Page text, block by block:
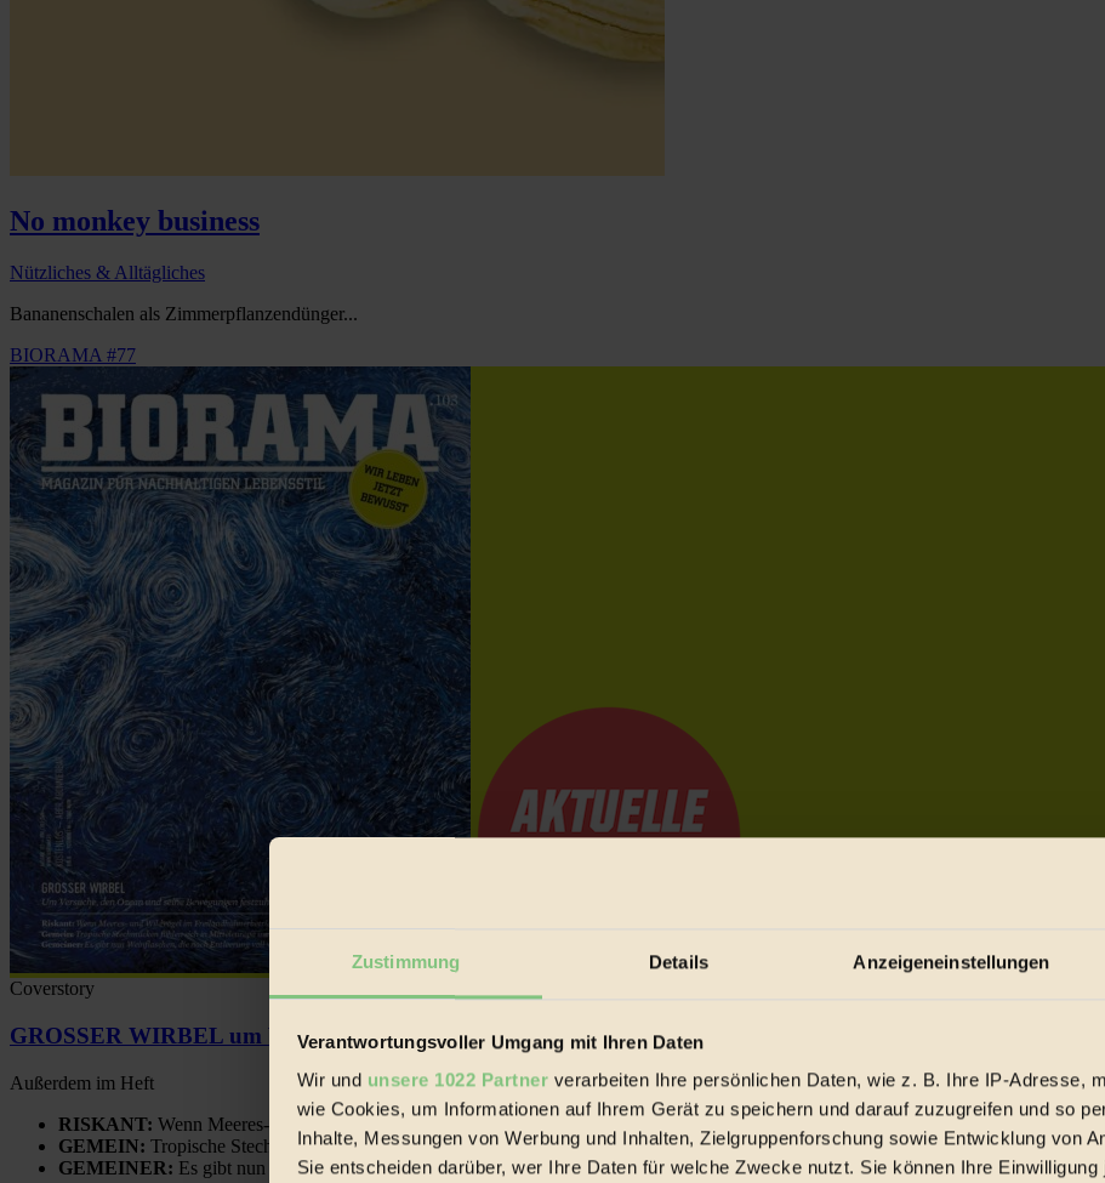
Zustimmung Details Anzeigeneinstellungen
Verantwortungsvoller Umgang mit Ihren Daten
Wir und unsere 1022 Partner verarbeiten Ihre persönlichen Daten, wie z. B. Ihre IP-Adresse,
wie Cookies, um Informationen auf Ihrem Gerät zu speichern und darauf zuzugreifen und so
Inhalte, Messungen von Werbung und Inhalten, Zielgruppenforschung sowie Entwicklung von
Sie entscheiden darüber, wer Ihre Daten für welche Zwecke nutzt. Sie können Ihre
No monkey business
Nützliches & Alltägliches
Bananenschalen als Zimmerpflanzendünger...
BIORAMA #77
Coverstory
GROSSER WIRBEL um Versuche, den Ozean und seine Bewegungen festzuhalten.
Außerdem im Heft
RISKANT: Wenn Meeres- und Wildvögel im Freilandhühnerbetrieb vorbeischauen.
GEMEIN: Tropische Stechmücken fühlen sich in Mitteleuropa inziwschen oft zu Hause.
GEMEINER: Es gibt nun Weinflaschen, die nach Entleerung voll wieder zu dir zurückkommen.